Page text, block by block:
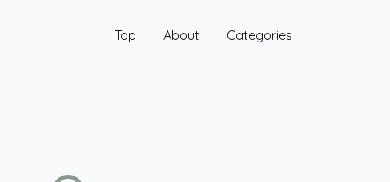
Top About Categories